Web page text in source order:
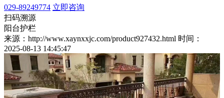
029-89249774 立即咨询
扫码溯源
阳台护栏
来源：http://www.xaynxxjc.com/product927432.html 时间：
2025-08-13 14:45:47